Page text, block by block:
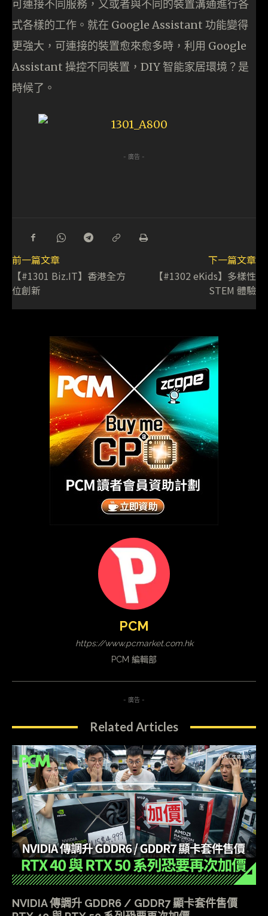
可連接不同服務，又或者與不同的裝置溝通進行各
式各樣的工作。就在 Google Assistant 功能變得
更強大，可連接的裝置愈來愈多時，利用 Google
Assistant 操控不同裝置，DIY 智能家居環境？是
時候了。
- 廣告 -
前一篇文章
【#1301 Biz.IT】香港全方
位創新
下一篇文章
【#1302 eKids】多樣性
STEM 體驗
PCM
https://www.pcmarket.com.hk
PCM 編輯部
- 廣告 -
Related Articles
NVIDIA 傳調升 GDDR6 / GDDR7 顯卡套件售價